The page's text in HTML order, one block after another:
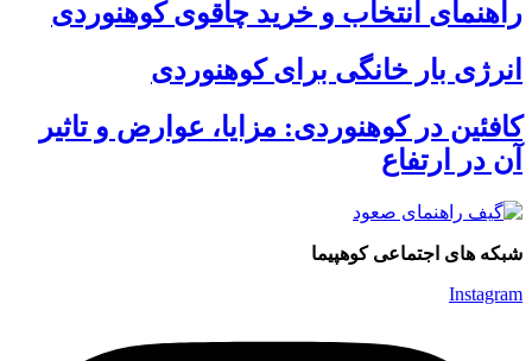
راهنمای انتخاب و خرید چاقوی کوهنوردی
انرژی بار خانگی برای کوهنوردی
کافئین در کوهنوردی: مزایا، عوارض و تاثیر
آن در ارتفاع
شبکه های اجتماعی کوهپیما
Instagram